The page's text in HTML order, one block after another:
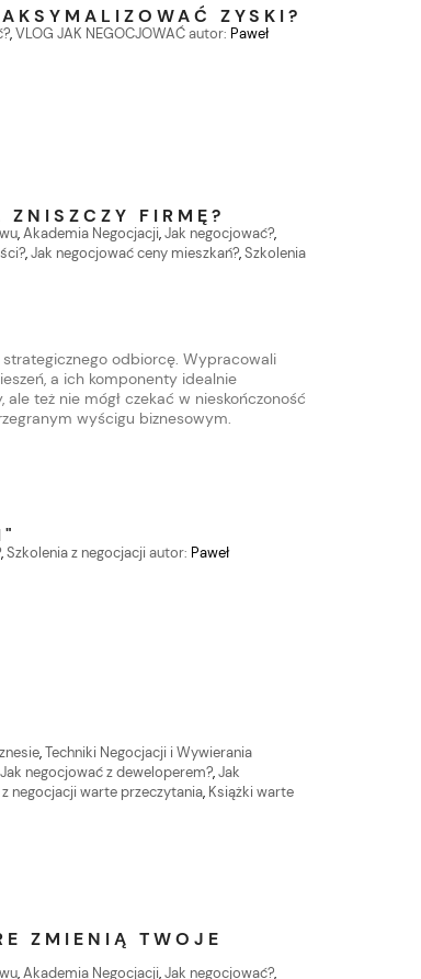
ZYSKI?
,VLOG JAK NEGOCJOWAĆautor: Paweł
FIRMĘ?
,Akademia Negocjacji,Jak negocjować?,
,Jak negocjować ceny mieszkań?,Szkolenia
odbiorcę. Wypracowali
a ich komponenty idealnie
też nie mógł czekać w nieskończoność
wyścigu biznesowym.
,Szkolenia z negocjacji autor: Paweł
,Techniki Negocjacji i Wywierania
Jak negocjować z deweloperem?,Jak
z negocjacji warte przeczytania, Książki warte
ZMIENIĄ TWOJE
,Akademia Negocjacji,Jak negocjować?,